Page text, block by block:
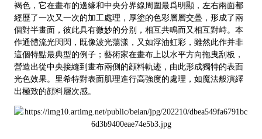
褐色，它在畫布的邊緣和中央分界線周圍最爲明顯，左右兩面都
經歷了一次又一次的加工處理，厚塗的色彩層層交曡，形成了兩
個對半畫面，彼此具有微妙的分别，相互共鳴而又相互對峙。本
作通體流光閃閃，既像波光蕩漾，又如浮油虹彩，雖然此作并非
這個特點最典型的例子；藝術家在畫布上以水平方向拖曳刮板，
營造出從中央接縫到畫布兩側的顔料軌迹，由此形成獨特的表面
光色效果。里希特對表面肌理進行高強度的處理，如魔法般演繹
出極致的顔料層次感。